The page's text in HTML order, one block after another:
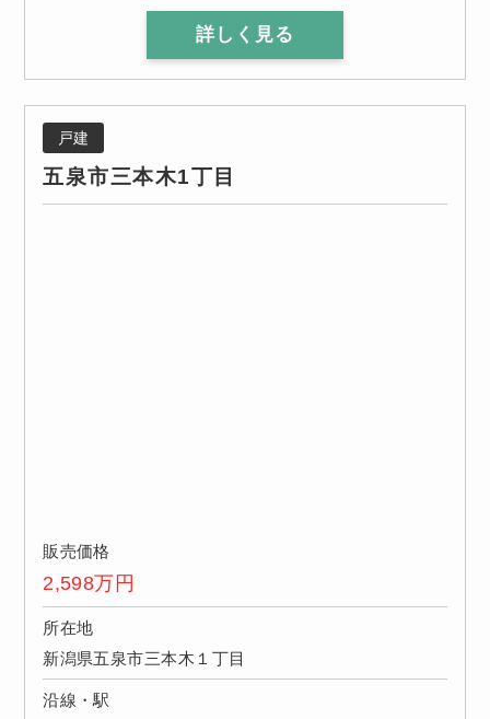
詳しく見る
戸建
五泉市三本木1丁目
販売価格
2,598万円
所在地
新潟県五泉市三本木１丁目
沿線・駅